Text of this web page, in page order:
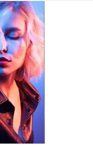
까요? 알아봅시다. 1.
면이란 무엇입니까?
이 화면은 실제로 새
이 화면입니다. 화면
있습니다. 초박형